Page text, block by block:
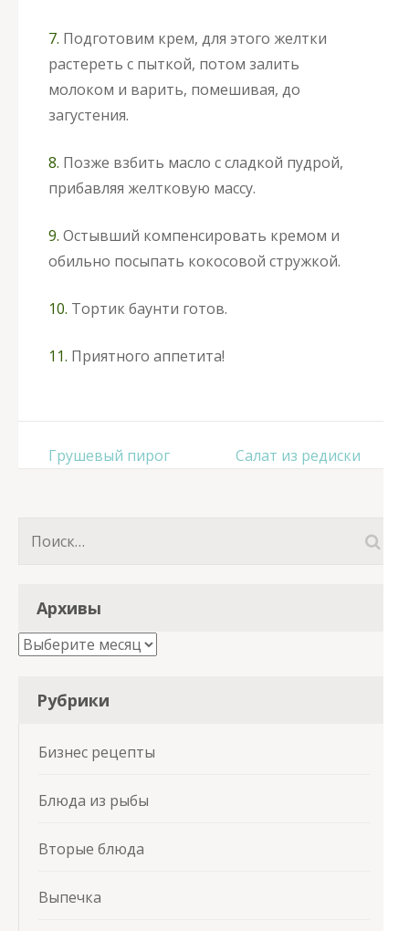
7. Подготовим крем, для этого желтки
растереть с пыткой, потом залить
молоком и варить, помешивая, до
загустения.
8. Позже взбить масло с сладкой пудрой,
прибавляя желтковую массу.
9. Остывший компенсировать кремом и
обильно посыпать кокосовой стружкой.
10. Тортик баунти готов.
11. Приятного аппетита!
Навигация
Грушевый пирог Салат из редиски
Найти:
Архивы
Архивы
Рубрики
Бизнес рецепты
Блюда из рыбы
Вторые блюда
Выпечка